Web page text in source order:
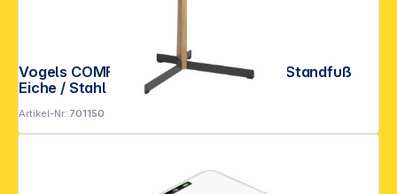
Vogels COMFORT TVS 3695 schwarz Standfuß
Eiche / Stahl
Artikel-Nr.:701150